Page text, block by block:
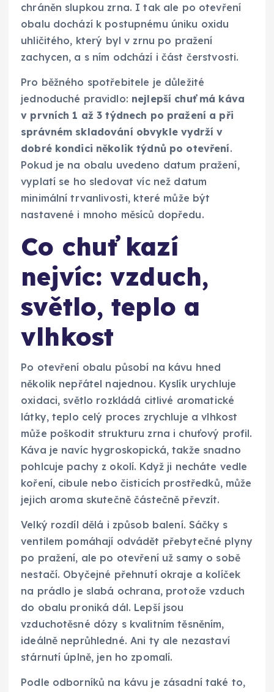
chráněn slupkou zrna. I tak ale po otevření
obalu dochází k postupnému úniku oxidu
uhličitého, který byl v zrnu po pražení
zachycen, a s ním odchází i část čerstvosti.
Pro běžného spotřebitele je důležité
jednoduché pravidlo: nejlepší chuť má káva
v prvních 1 až 3 týdnech po pražení a při
správném skladování obvykle vydrží v
dobré kondici několik týdnů po otevření.
Pokud je na obalu uvedeno datum pražení,
vyplatí se ho sledovat víc než datum
minimální trvanlivosti, které může být
nastavené i mnoho měsíců dopředu.
Co chuť kazí
nejvíc: vzduch,
světlo, teplo a
vlhkost
Po otevření obalu působí na kávu hned
několik nepřátel najednou. Kyslík urychluje
oxidaci, světlo rozkládá citlivé aromatické
látky, teplo celý proces zrychluje a vlhkost
může poškodit strukturu zrna i chuťový profil.
Káva je navíc hygroskopická, takže snadno
pohlcuje pachy z okolí. Když ji necháte vedle
koření, cibule nebo čisticích prostředků, může
jejich aroma skutečně částečně převzít.
Velký rozdíl dělá i způsob balení. Sáčky s
ventilem pomáhají odvádět přebytečné plyny
po pražení, ale po otevření už samy o sobě
nestačí. Obyčejné přehnutí okraje a kolíček
na prádlo je slabá ochrana, protože vzduch
do obalu proniká dál. Lepší jsou
vzduchotěsné dózy s kvalitním těsněním,
ideálně neprůhledné. Ani ty ale nezastaví
stárnutí úplně, jen ho zpomalí.
Podle odborníků na kávu je zásadní také to,